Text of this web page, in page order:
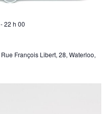
-22 h 00
Rue François Libert, 28, Waterloo,